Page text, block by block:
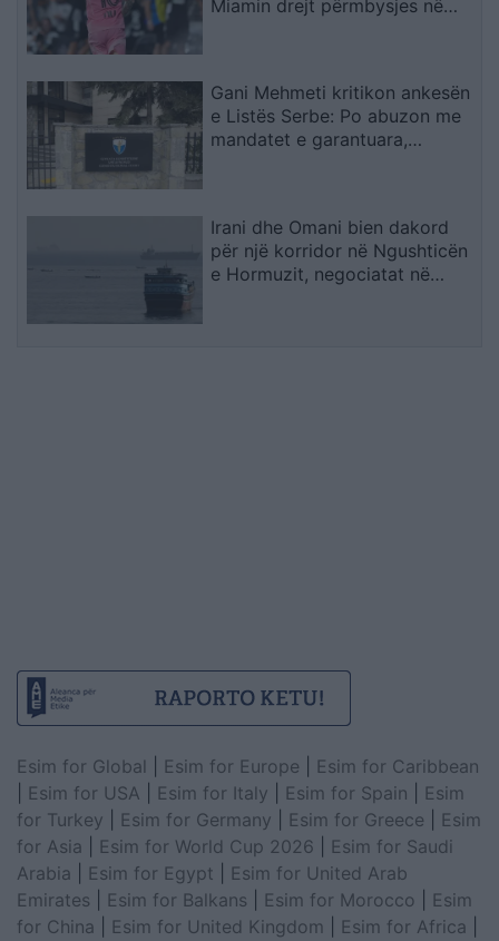
Miamin drejt përmbysjes në
Gani Mehmeti kritikon ankesën
e Listës Serbe: Po abuzon me
mandatet e garantuara,
Irani dhe Omani bien dakord
për një korridor në Ngushticën
e Hormuzit, negociatat në
Esim for Global Esim for Europe
Esim for Caribbean
Esim for USA Esim for Italy Esim for Spain
Esim
for Turkey
Esim for Germany Esim for Greece
Esim
for Asia
Esim for World Cup 2026
Esim for Saudi
Arabia
Esim for Egypt
Esim for United Arab
Emirates
Esim for Balkans Esim for Morocco
Esim
for China
Esim for United Kingdom Esim for Africa